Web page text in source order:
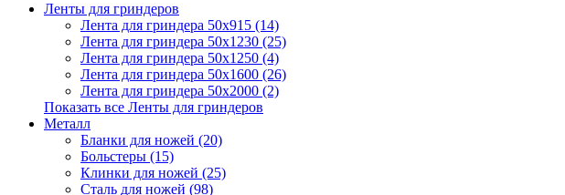
Ленты для гриндеров
Лента для гриндера 50х915 (14)
Лента для гриндера 50х1230 (25)
Лента для гриндера 50х1250 (4)
Лента для гриндера 50х1600 (26)
Лента для гриндера 50х2000 (2)
Показать все Ленты для гриндеров
Металл
Бланки для ножей (20)
Больстеры (15)
Клинки для ножей (25)
Сталь для ножей (98)